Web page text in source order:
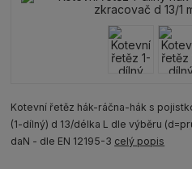
Kotevní řetěz hák-ráčna-hák s
(1-dílný) d 13/délka L dle výběru
daN - dle EN 12195-3 celý popis